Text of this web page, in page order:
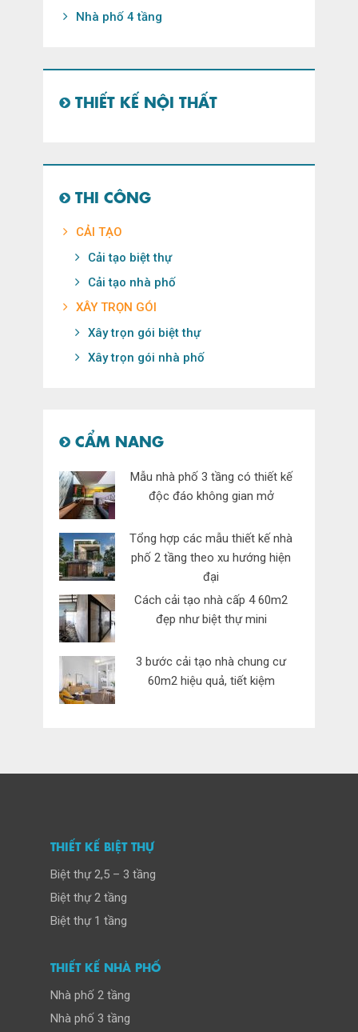
Nhà phố 4 tầng
THIẾT KẾ NỘI THẤT
THI CÔNG
CẢI TẠO
Cải tạo biệt thự
Cải tạo nhà phố
XÂY TRỌN GÓI
Xây trọn gói biệt thự
Xây trọn gói nhà phố
CẨM NANG
Mẫu nhà phố 3 tầng có thiết kế
độc đáo không gian mở
Tổng hợp các mẫu thiết kế nhà
phố 2 tầng theo xu hướng hiện
đại
Cách cải tạo nhà cấp 4 60m2
đẹp như biệt thự mini
3 bước cải tạo nhà chung cư
60m2 hiệu quả, tiết kiệm
THIẾT KẾ BIỆT THỰ
Biệt thự 2,5 – 3 tầng
Biệt thự 2 tầng
Biệt thự 1 tầng
THIẾT KẾ NHÀ PHỐ
Nhà phố 2 tầng
Nhà phố 3 tầng